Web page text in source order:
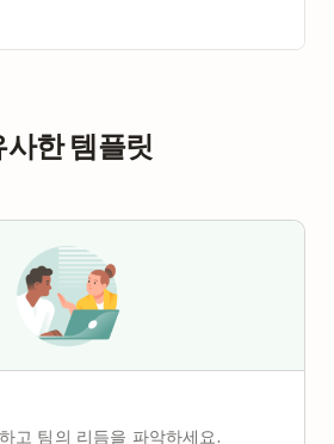
사한 템플릿
고 팀의 리듬을 파악하세요.